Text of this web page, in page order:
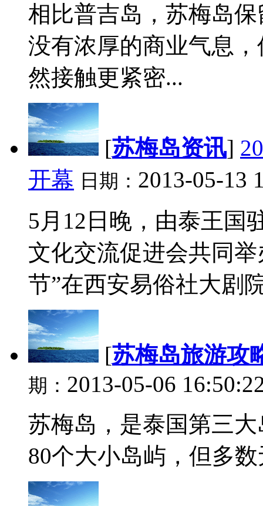
相比普吉岛，苏梅岛
没有浓厚的商业气息
然接触更紧密...
[苏梅岛资讯]
开幕 日期： 2013-05-13
5月12日晚，由泰王国
文化交流促进会共同
节”在西安易俗社大剧
[苏梅岛旅游攻
期： 2013-05-06
苏梅岛，是泰国第三
80个大小岛屿，但多